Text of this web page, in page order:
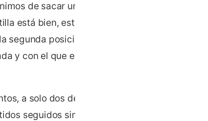
de sacar un
está bien, estamos
segunda posición con
y con el que empató
a solo dos del
seguidos sin